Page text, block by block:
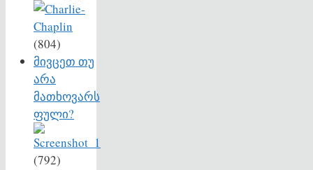
(804)
მივცეთ თუ
არა
მათხოვარს
ფული?
(792)